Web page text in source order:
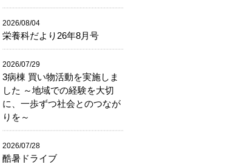
2026/08/04
栄養科だより26年8月号
2026/07/29
3病棟 買い物活動を実施しま
した ～地域での経験を大切
に、一歩ずつ社会とのつなが
りを～
2026/07/28
酷暑ドライブ